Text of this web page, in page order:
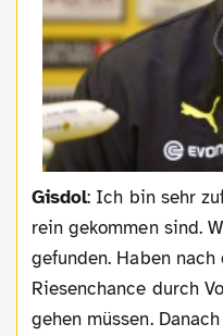
Gisdol: Ich bin sehr
rein gekommen sind.
gefunden. Haben
Riesenchance durch
gehen müssen.